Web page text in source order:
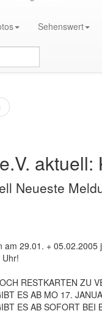
Sehenswert
Neueste
am 29.01. +
RESTKARTEN ZU
ES AB MO 17.
ES AB SOFORT BEI